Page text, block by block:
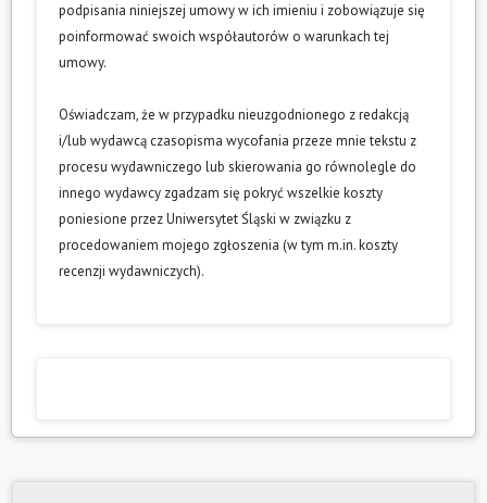
podpisania niniejszej umowy w ich imieniu i zobowiązuje się
poinformować swoich współautorów o warunkach tej
umowy.
Oświadczam, że w przypadku nieuzgodnionego z redakcją
i/lub wydawcą czasopisma wycofania przeze mnie tekstu z
procesu wydawniczego lub skierowania go równolegle do
innego wydawcy zgadzam się pokryć wszelkie koszty
poniesione przez Uniwersytet Śląski w związku z
procedowaniem mojego zgłoszenia (w tym m.in. koszty
recenzji wydawniczych).